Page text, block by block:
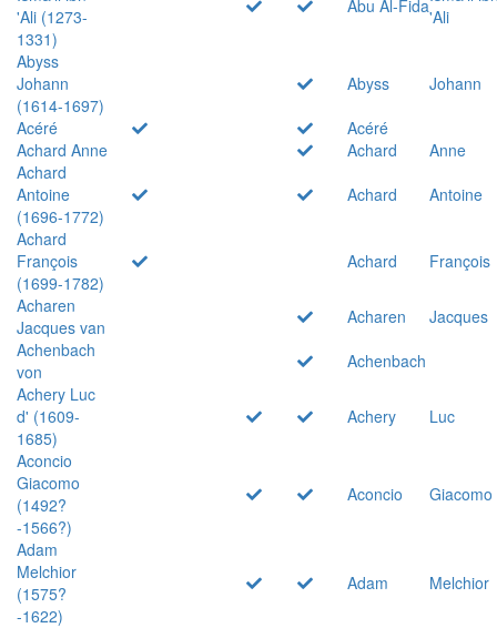
'Ali (1273-
1331)
Abu Al-Fida'Ali
Abyss
Johann
(1614-1697)
Abyss
Johann
Acéré
Acéré
Achard Anne
Achard
Anne
Achard
Antoine
(1696-1772)
Achard
Antoine
Achard
François
(1699-1782)
Achard
François
Acharen
Jacques van
Acharen
Jacques
Achenbach
von
Achenbach
Achery Luc
d' (1609-
1685)
Achery
Luc
Aconcio
Giacomo
(1492?
-1566?)
Aconcio Giacomo
Adam
Melchior
(1575?
-1622)
Adam Melchior